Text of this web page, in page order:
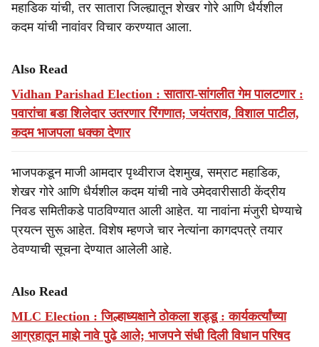
महाडिक यांची, तर सातारा जिल्ह्यातून शेखर गोरे आणि धैर्यशील
कदम यांची नावांवर विचार करण्यात आला.
Also Read
Vidhan Parishad Election : सातारा-सांगलीत गेम पालटणार :
पवारांचा बडा शिलेदार उतरणार रिंगणात; जयंतराव, विशाल पाटील,
कदम भाजपला धक्का देणार
भाजपकडून माजी आमदार पृथ्वीराज देशमुख, सम्राट महाडिक,
शेखर गोरे आणि धैर्यशील कदम यांची नावे उमेदवारीसाठी केंद्रीय
निवड समितीकडे पाठविण्यात आली आहेत. या नावांना मंजुरी घेण्याचे
प्रयत्न सुरू आहेत. विशेष म्हणजे चार नेत्यांना कागदपत्रे तयार
ठेवण्याची सूचना देण्यात आलेली आहे.
Also Read
MLC Election : जिल्हाध्यक्षाने ठोकला शड्डू : कार्यकर्त्यांच्या
आग्रहातून माझे नावे पुढे आले; भाजपने संधी दिली विधान परिषद